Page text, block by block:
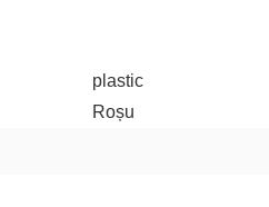
plastic
Roșu